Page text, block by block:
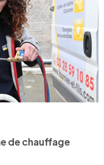
de chauffage